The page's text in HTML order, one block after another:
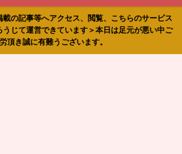
の記事等へアクセス、閲覧、こちらのサービス
うじて運営できています＞本日は足元が悪い中ご
頂き誠に有難うございます。